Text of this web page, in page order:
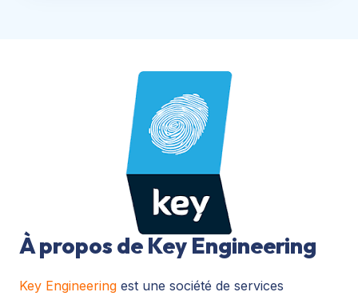
À propos de Key Engineering
Key Engineering est une société de services